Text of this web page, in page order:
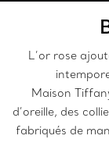
L’or rose
Maison
d’oreille, des
fabriqués de